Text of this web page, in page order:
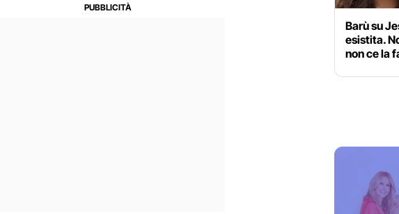
Barù su
esistita.
non ce la